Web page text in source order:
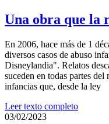
Una obra que la
En 2006, hace más de 1
diversos casos de abuso
Disneylandia". Relatos
suceden en todas partes
infancias que, desde la ley
Leer texto completo
03/02/2023